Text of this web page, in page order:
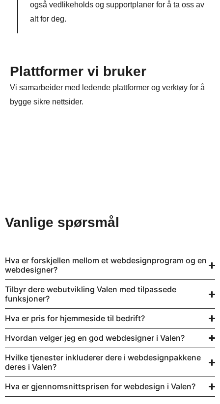
også vedlikeholds og supportplaner for å ta oss av
alt for deg.
Plattformer vi bruker
Vi samarbeider med ledende plattformer og verktøy for å
bygge sikre nettsider.
Vanlige spørsmål
Hva er forskjellen mellom et webdesignprogram og en
webdesigner?
Tilbyr dere webutvikling Valen med tilpassede
funksjoner?
Hva er pris for hjemmeside til bedrift?
Hvordan velger jeg en god webdesigner i Valen?
Hvilke tjenester inkluderer dere i webdesignpakkene
deres i Valen?
Hva er gjennomsnittsprisen for webdesign i Valen?